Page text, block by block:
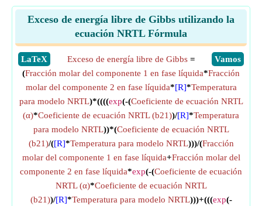
Exceso de energía libre de Gibbs utilizando la
ecuación NRTL Fórmula
​LaTeX ​Vamos
Exceso de energía libre de Gibbs=
(Fracción molar del componente 1 en fase líquida*Fracción
molar del componente 2 en fase líquida*[R]*Temperatura
para modelo NRTL)*((((exp(-(Coeficiente de ecuación NRTL
(α)*Coeficiente de ecuación NRTL (b21))/[R]*Temperatura
para modelo NRTL))*(Coeficiente de ecuación NRTL
(b21)/([R]*Temperatura para modelo NRTL)))/(Fracción
molar del componente 1 en fase líquida+Fracción molar del
componente 2 en fase líquida*exp(-(Coeficiente de ecuación
NRTL (α)*Coeficiente de ecuación NRTL
(b21))/[R]*Temperatura para modelo NRTL)))+(((exp(-